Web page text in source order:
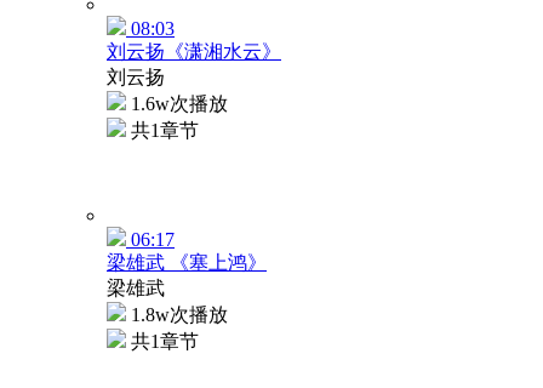
08:03
刘云扬《潇湘水云》
刘云扬
1.6w次播放
共1章节
06:17
梁雄武 《塞上鸿》
梁雄武
1.8w次播放
共1章节